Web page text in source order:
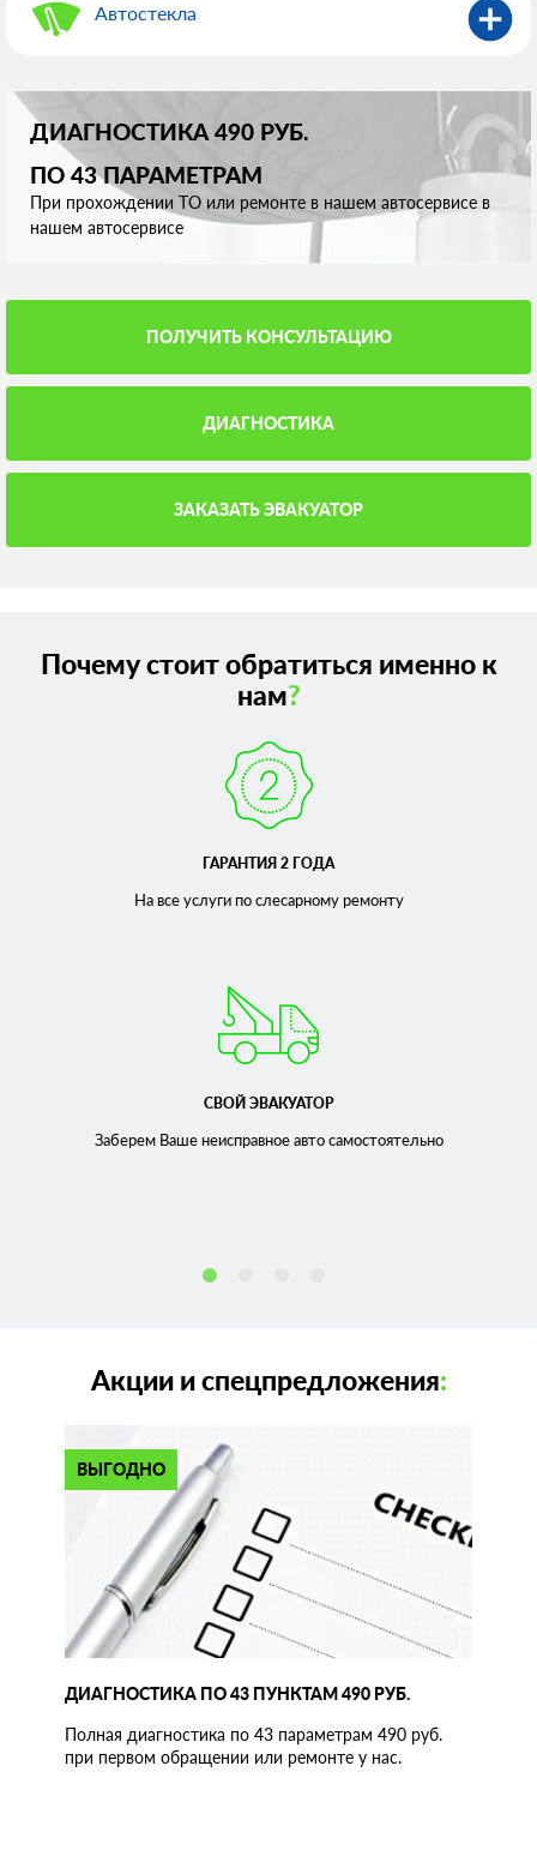
Автостекла
ДИАГНОСТИКА 490 РУБ.
ПО 43 ПАРАМЕТРАМ
При прохождении ТО или ремонте в нашем автосервисе в
нашем автосервисе
ПОЛУЧИТЬ КОНСУЛЬТАЦИЮ
ДИАГНОСТИКА
ЗАКАЗАТЬ ЭВАКУАТОР
Почему стоит обратиться именно к
нам?
ГАРАНТИЯ 2 ГОДА
На все услуги по слесарномуремонту
СВОЙ ЭВАКУАТОР
Заберем Ваше неисправноеавто самостоятельно
Акции и спецпредложения:
ВЫГОДНО
ДИАГНОСТИКА ПО 43 ПУНКТАМ 490 РУБ.
Полная диагностика по 43 параметрам 490 руб.
при первом обращении или ремонте у нас.